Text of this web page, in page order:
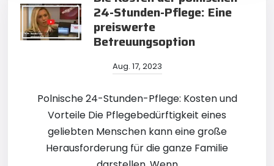
24-Stunden-Pflege: Eine
preiswerte
Betreuungsoption
Aug. 17, 2023
Polnische 24-Stunden-Pflege: Kosten und
Vorteile Die Pflegebedürftigkeit eines
geliebten Menschen kann eine große
Herausforderung für die ganze Familie